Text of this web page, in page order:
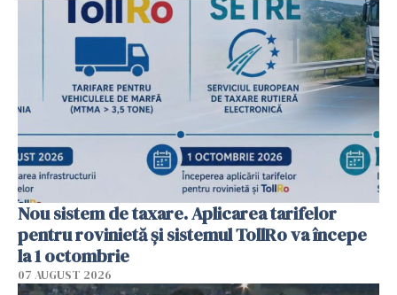
Nou sistem de taxare. Aplicarea tarifelor
pentru rovinietă şi sistemul TollRo va începe
la 1 octombrie
07 AUGUST 2026